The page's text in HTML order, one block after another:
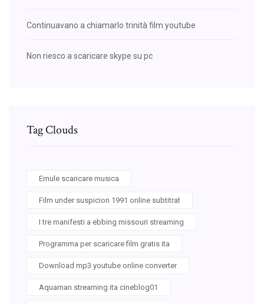
Continuavano a chiamarlo trinità film youtube
Non riesco a scaricare skype su pc
Tag Clouds
Emule scaricare musica
Film under suspicion 1991 online subtitrat
I tre manifesti a ebbing missouri streaming
Programma per scaricare film gratis ita
Download mp3 youtube online converter
Aquaman streaming ita cineblog01